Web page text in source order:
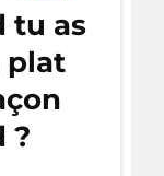
tu as
plat
?